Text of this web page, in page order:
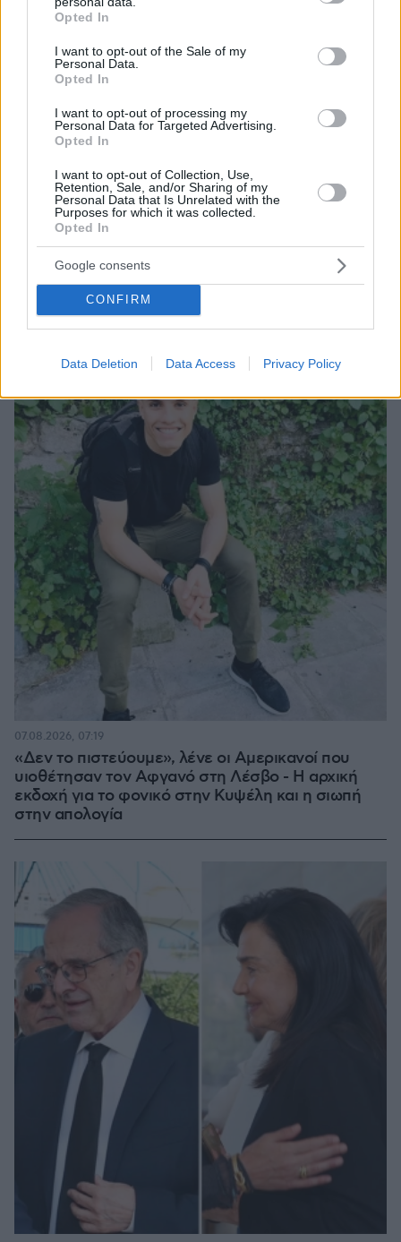
grant or deny consent to Google and its third-party tags to
use your data for below specified purposes in below Google
consent section.
Opted In
I want to opt-out of the Sale of my
Personal Data.
Opted In
I want to opt-out of processing my
Personal Data for Targeted Advertising.
Opted In
I want to opt-out of Collection, Use,
Retention, Sale, and/or Sharing of my
Personal Data that Is Unrelated with the
Purposes for which it was collected.
Opted In
Google consents
CONFIRM
Data Deletion Data Access Privacy Policy
Ο οδηγός του φορτηγού περιγράφει πώς έγινε το
τροχαίο με τους νεκρούς μάνα και γιο στις Σέρρες,
η 43χρονη και ο 21χρονος πήγαιναν μαζί για
07.08.2026, 13:17
«Δεν το πιστεύουμε», λένε οι Αμερικανοί που
υιοθέτησαν τον Αφγανό στη Λέσβο - Η αρχική
εκδοχή για το φονικό στην Κυψέλη και η σιωπή
στην απολογία
07.08.2026, 07:19